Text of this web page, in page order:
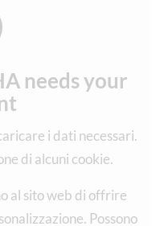
needs your
i dati necessari.
di alcuni cookie.
al sito web di offrire
Possono